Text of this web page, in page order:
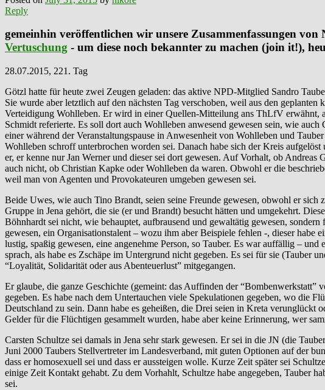
Reply
gemeinhin veröffentlichen wir unsere Zusammenfassungen
Vertuschung - um diese noch bekannter zu machen (join it!),
28.07.2015, 221. Tag
Götzl hatte für heute zwei Zeugen geladen: das aktive NPD-Mitglied Sandro
Sie wurde aber letztlich auf den nächsten Tag verschoben, weil aus den
Verteidigung Wohlleben. Er wird in einer Quellen-Mitteilung ans ThLfV erwähnt,
Schmidt referierte. Es soll dort auch Wohlleben anwesend gewesen sein, wie
einer während der Veranstaltungspause in Anwesenheit von Wohlleben und
Wohlleben schroff unterbrochen worden sei. Danach habe sich der Kreis
er, er kenne nur Jan Werner und dieser sei dort gewesen. Auf Vorhalt, ob
auch nicht, ob Christian Kapke oder Wohlleben da waren. Obwohl er die
weil man von Agenten und Provokateuren umgeben gewesen sei.
Beide Uwes, wie auch Tino Brandt, seien seine Freunde gewesen, obwohl er
Gruppe in Jena gehört, die sie (er und Brandt) besucht hätten und umgekehrt.
Böhnhardt sei nicht, wie behauptet, aufbrausend und gewaltätig gewesen,
gewesen, ein Organisationstalent – wozu ihm aber Beispiele fehlen -, dieser habe
lustig, spaßig gewesen, eine angenehme Person, so Tauber. Es war auffällig –
sprach, als habe es Zschäpe im Untergrund nicht gegeben. Es sei für sie (Tauber
“Loyalität, Solidarität oder aus Abenteuerlust” mitgegangen.
Er glaube, die ganze Geschichte (gemeint: das Auffinden der
gegeben. Es habe nach dem Untertauchen viele Spekulationen gegeben, wo die
Deutschland zu sein. Dann habe es geheißen, die Drei seien in Kreta verunglückt
Gelder für die Flüchtigen gesammelt wurden, habe aber keine Erinnerung, wer
Carsten Schultze sei damals in Jena sehr stark gewesen. Er sei in die JN (die
Juni 2000 Taubers Stellvertreter im Landesverband, mit guten Optionen auf der
dass er homosexuell sei und dass er aussteigen wolle. Kurze Zeit später sei
einige Zeit Kontakt gehabt. Zu dem Vorhahlt, Schultze habe angegeben, Tauber
sei.